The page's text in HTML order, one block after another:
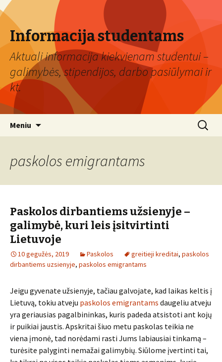
Informacija studentams
Aktuali informacija kiekvienam studentui –
galimybės, stipendijos, darbo pasiūlymai ir
kt.
Meniu Ieškoti:
paskolos emigrantams
Paskolos dirbantiems užsienyje –
galimybė, kuri leis įsitvirtinti
Lietuvoje
10 gegužės, 2019 Paskolos greitieji kreditai, paskolos
dirbantiems uzsienyje, paskolos emigrantams
Jeigu gyvenate užsienyje, tačiau galvojate, kad laikas keltis į
Lietuvą, tokiu atveju paskolos emigrantams daugeliu atveju
yra geriausias pagalbininkas, kuris padeda atsistoti ant kojų
ir puikiai jaustis. Apskritai šiuo metu paskolas teikia ne
viena įmonė, tad norėdami rasti Jums labiausiai tinkamą –
turėsite palyginti nemažai galimybių. Siūlome įvertinti tai,